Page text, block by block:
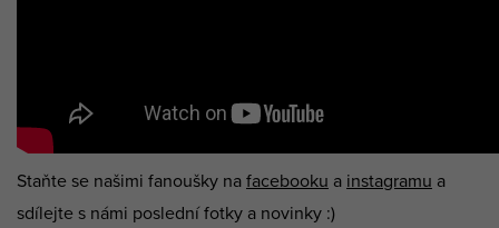
Staňte se našimi fanoušky na facebooku a instagramu a
sdílejte s námi poslední fotky a novinky :)